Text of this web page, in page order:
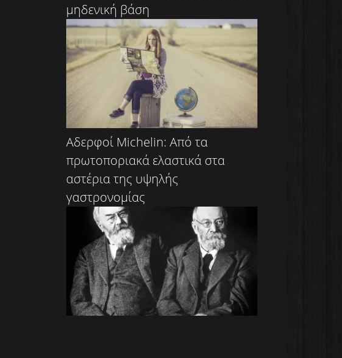
μηδενική βάση
Αδερφοί Michelin: Από τα
πρωτοποριακά ελαστικά στα
αστέρια της υψηλής
γαστρονομίας